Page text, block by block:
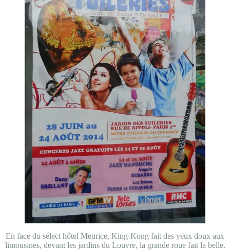
En face du sélect hôtel Meurice, King-Kong fait des yeux doux aux
limousines, devant les jardins du Louvre, la grande roue fait la belle.